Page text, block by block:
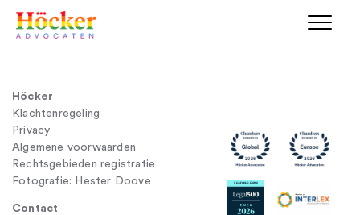
Höcker
Klachtenregeling
Privacy
Algemene voorwaarden
Rechtsgebieden registratie
Fotografie: Hester Doove
Contact